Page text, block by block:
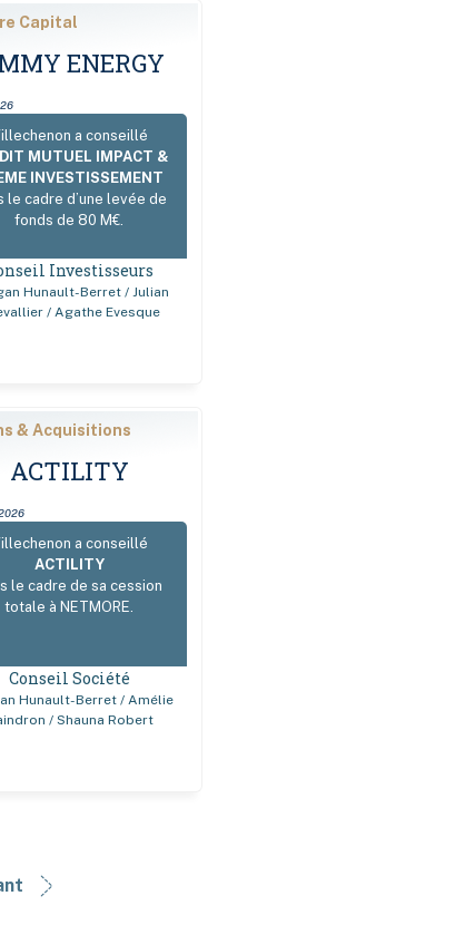
Capital
ENERGY
a conseillé
MUTUEL IMPACT &
INVESTISSEMENT
le cadre d’une levée de
fonds de 80 M€.
Investisseurs
Hunault-Berret / Julian
/ Agathe Evesque
& Acquisitions
ACTILITY
a conseillé
ACTILITY
le cadre de sa cession
totale à NETMORE.
Conseil Société
Hunault-Berret / Amélie
/ Shauna Robert